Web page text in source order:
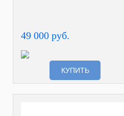
49 000 руб.
КУПИТЬ